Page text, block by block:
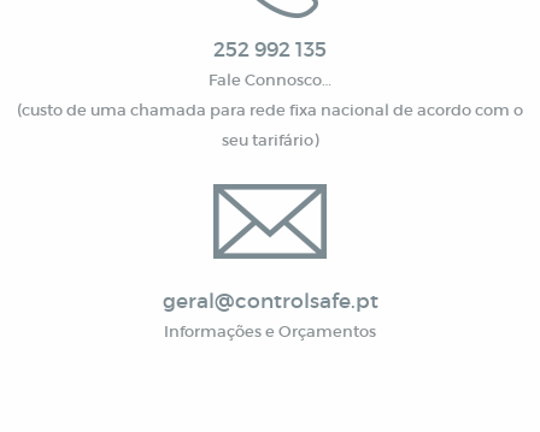
252 992 135
Fale Connosco…
(custo de uma chamada para rede fixa nacional de acordo com o
seu tarifário)
geral@controlsafe.pt
Informações e Orçamentos